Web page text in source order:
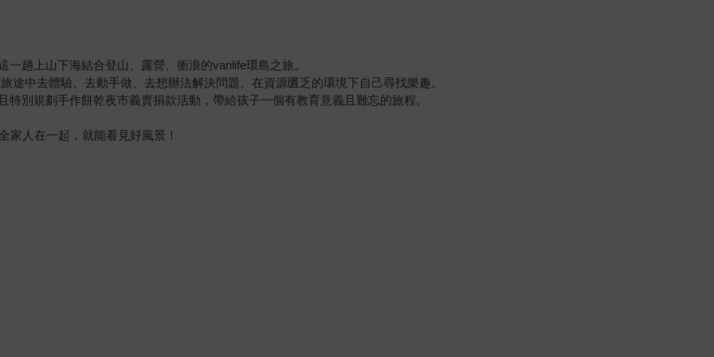
趟上山下海結合登山、露營、衝浪的vanlife環島之旅。
途中去體驗、去動手做、去想辦法解決問題、在資源匱乏的環境下自己尋找樂趣。
別規劃手作餅乾夜市義賣捐款活動，帶給孩子一個有教育意義且難忘的旅程。
家人在一起，就能看見好風景！